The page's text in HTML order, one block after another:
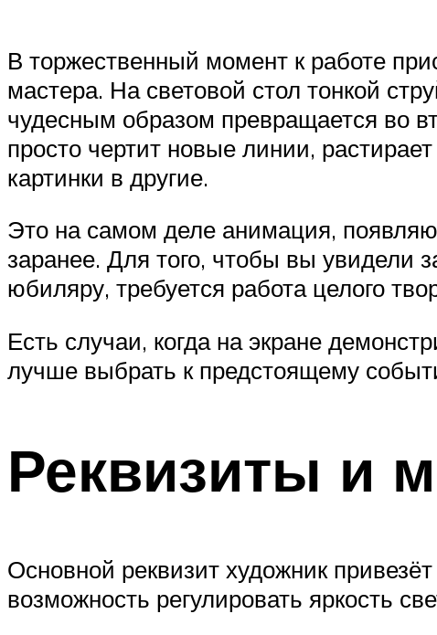
В торжественный момент к работе
мастера. На световой стол тонкой
чудесным образом превращается во
просто чертит новые линии,
картинки в другие.
Это на самом деле анимация,
заранее. Для того, чтобы вы увидели
юбиляру, требуется работа целого
Есть случаи, когда на экране
лучше выбрать к предстоящему
Реквизиты и
Основной реквизит художник
возможность регулировать яркость